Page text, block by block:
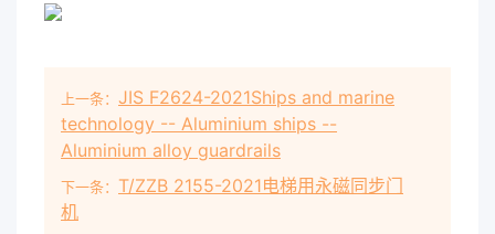
上一条： JIS F2624-2021Ships and marine
technology -- Aluminium ships --
Aluminium alloy guardrails
下一条： T/ZZB 2155-2021电梯用永磁同步门
机